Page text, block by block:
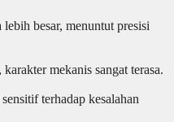
besar, menuntut presisi
mekanis sangat terasa.
terhadap kesalahan